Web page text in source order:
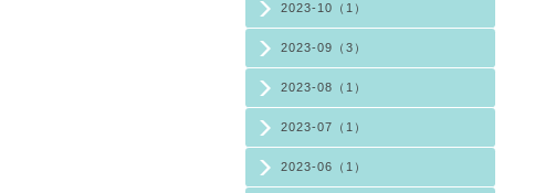
2023-10（1）
2023-09（3）
2023-08（1）
2023-07（1）
2023-06（1）